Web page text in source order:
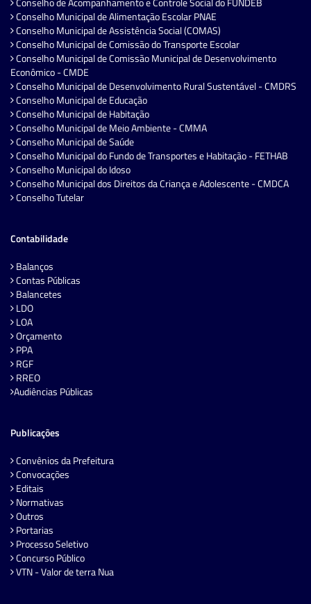
Conselho Municipal de Alimentação Escolar PNAE
Conselho Municipal de Assistência Social (COMAS)
Conselho Municipal de Comissão do Transporte Escolar
Conselho Municipal de Comissão Municipal de Desenvolvimento
Econômico - CMDE
Conselho Municipal de Desenvolvimento Rural Sustentável - CMDRS
Conselho Municipal de Educação
Conselho Municipal de Habitação
Conselho Municipal de Meio Ambiente - CMMA
Conselho Municipal de Saúde
Conselho Municipal do Fundo de Transportes e Habitação - FETHAB
Conselho Municipal do Idoso
Conselho Municipal dos Direitos da Criança e Adolescente - CMDCA
Conselho Tutelar
Contabilidade
Balanços
Contas Públicas
Balancetes
LDO
LOA
Orçamento
PPA
RGF
RREO
Audiências Públicas
Publicações
Convênios da Prefeitura
Convocações
Editais
Normativas
Outros
Portarias
Processo Seletivo
Concurso Público
VTN - Valor de terra Nua